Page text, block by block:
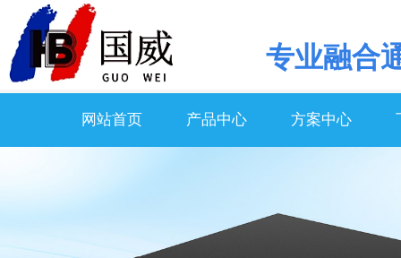
专业融合
网站首页 产品中心 方案中心